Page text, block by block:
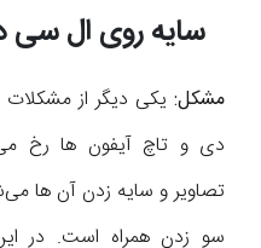
سایه روی ال
مشکل: یکی دیگر از
دی و تاچ آیفون ها رخ
تصاویر و سایه زدن آن ها
سو زدن همراه است. در